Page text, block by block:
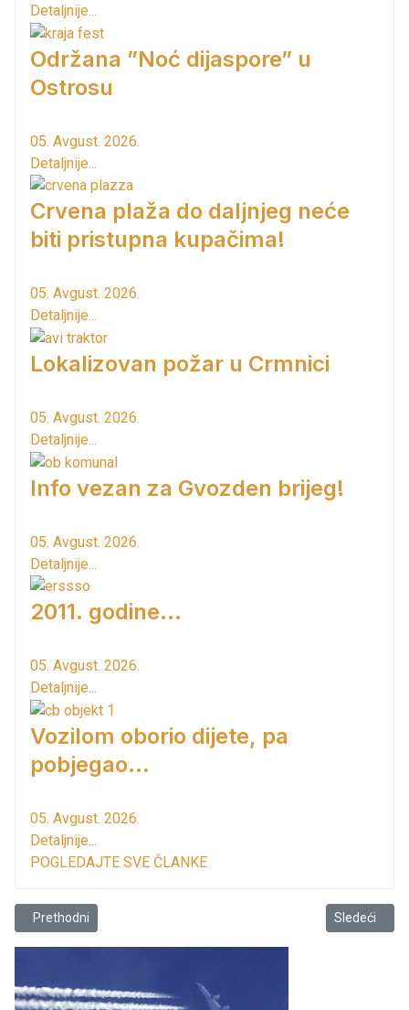
Detaljnije...
Održana ”Noć dijaspore” u
Ostrosu
05. Avgust. 2026.
Detaljnije...
Crvena plaža do daljnjeg neće
biti pristupna kupačima!
05. Avgust. 2026.
Detaljnije...
Lokalizovan požar u Crmnici
05. Avgust. 2026.
Detaljnije...
Info vezan za Gvozden brijeg!
05. Avgust. 2026.
Detaljnije...
2011. godine...
05. Avgust. 2026.
Detaljnije...
Vozilom oborio dijete, pa
pobjegao...
05. Avgust. 2026.
Detaljnije...
POGLEDAJTE SVE ČLANKE
Prethodni članak: Reagovanje Momčila Lekovića na reagovanje
Prethodni Sledeći
Sledeći